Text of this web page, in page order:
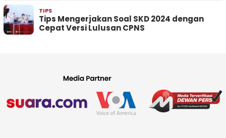
TIPS
Tips Mengerjakan Soal SKD 2024 dengan
Cepat Versi Lulusan CPNS